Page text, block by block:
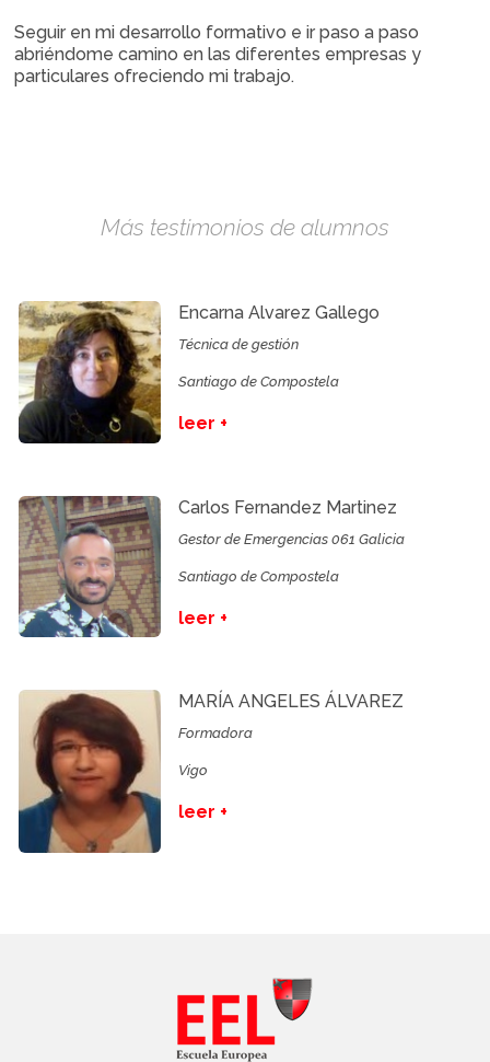
Seguir en mi desarrollo formativo e ir paso a paso
abriéndome camino en las diferentes empresas y
particulares ofreciendo mi trabajo.
Más testimonios de alumnos
Encarna Alvarez Gallego
Técnica de gestión
Santiago de Compostela
leer +
Carlos Fernandez Martinez
Gestor de Emergencias 061 Galicia
Santiago de Compostela
leer +
MARÍA ANGELES ÁLVAREZ
Formadora
Vigo
leer +